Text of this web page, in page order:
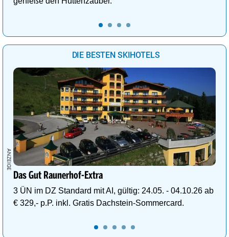
DIE BESTEN SKIHOTELS
Das Gut Raunerhof-Extra
3 ÜN im DZ Standard mit AI, gültig: 24.05. - 04.10.26 ab
€ 329,- p.P. inkl. Gratis Dachstein-Sommercard.